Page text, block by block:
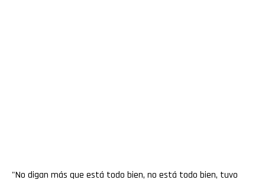
"No digan más que está todo bien, no está todo bien, tuvo